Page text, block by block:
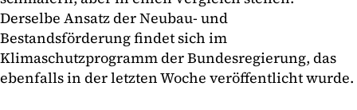
Derselbe Ansatz der Neubau- und
Bestandsförderung findet sich im
Klimaschutzprogramm der Bundesregierung, das
ebenfalls in der letzten Woche veröffentlicht wurde.